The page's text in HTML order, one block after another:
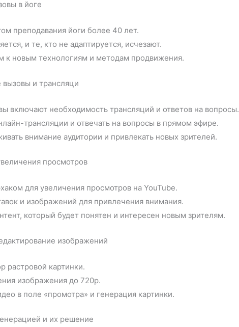
в йоге
преподавания йоги более 40 лет.
и те, кто не адаптируется, исчезают.
к новым технологиям и методам продвижения.
и трансляци
включают необходимость трансляций и ответов на вопросы.
трансляции и отвечать на вопросы в прямом эфире.
внимание аудитории и привлекать новых зрителей.
просмотров
для увеличения просмотров на YouTube.
и изображений для привлечения внимания.
который будет понятен и интересен новым зрителям.
изображений
растровой картинки.
изображения до 720p.
в поле «промотра» и генерация картинки.
и их решение